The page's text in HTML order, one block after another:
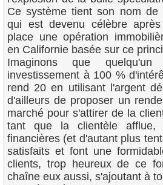
Ce système tient son nom de
qui est devenu célèbre
place une opération
en Californie basée sur ce
Imaginons que
investissement à 100 %
rend 20 en utilisant l'argent
d'ailleurs de proposer un
marché pour s'attirer de la
tant que la clientèle afflue,
financières (et d'autant plus
satisfaits et font une
clients, trop heureux de ce
chaîne eux aussi, s'ajoutant à